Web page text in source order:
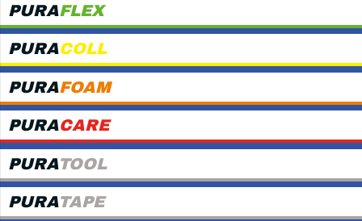
PURAFLEX
PURACOLL
PURAFOAM
PURACARE
PURATOOL
PURATAPE